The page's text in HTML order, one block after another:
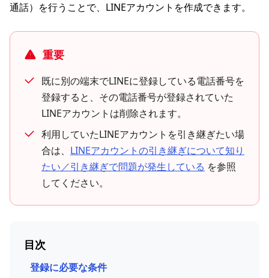
通話）を行うことで、LINEアカウントを作成できます。
重要
既に別の端末でLINEに登録している電話番号を
登録すると、その電話番号が登録されていた
LINEアカウントは削除されます。
利用していたLINEアカウントを引き継ぎたい場
合は、 LINEアカウントの引き継ぎについて知り
たい／引き継ぎで問題が発生している を参照
してください。
目次
登録に必要な条件